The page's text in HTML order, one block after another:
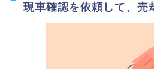
現車確認を依頼して、売